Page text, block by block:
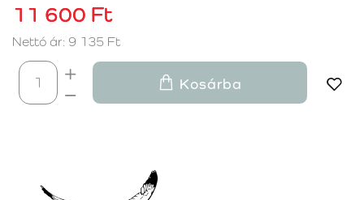
11 600 Ft
Nettó ár: 9 135 Ft
Kosárba